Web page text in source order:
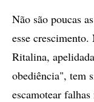
Não são poucas
esse
Ritalina,
obediência", tem
escamotear